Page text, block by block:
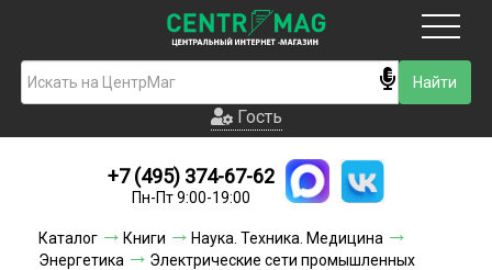
Гость
Новинки
Условия доставки
Гость
+7 (495) 374-67-62
Пн-Пт 9:00-19:00
Каталог Книги
Наука. Техника. Медицина
Энергетика
Электрические сети промышленных